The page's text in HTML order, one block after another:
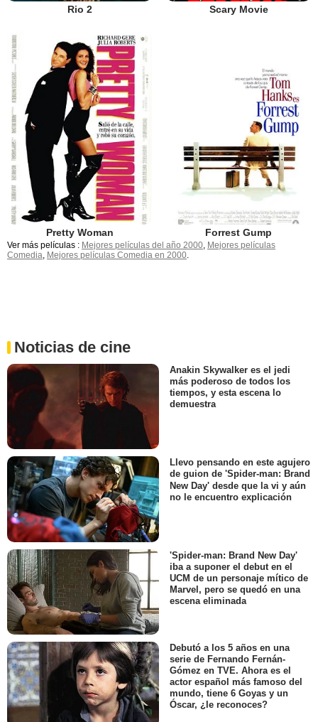
Rio 2 Scary Movie
Pretty Woman Forrest Gump
Ver más películas : Mejores películas del año 2000, Mejores películas
Comedia, Mejores películas Comedia en 2000.
Noticias de cine
Anakin Skywalker es el jedi
más poderoso de todos los
tiempos, y esta escena lo
demuestra
Llevo pensando en este agujero
de guion de 'Spider-man: Brand
New Day' desde que la vi y aún
no le encuentro explicación
'Spider-man: Brand New Day'
iba a suponer el debut en el
UCM de un personaje mítico de
Marvel, pero se quedó en una
escena eliminada
Debutó a los 5 años en una
serie de Fernando Fernán-
Gómez en TVE. Ahora es el
actor español más famoso del
mundo, tiene 6 Goyas y un
Óscar, ¿le reconoces?